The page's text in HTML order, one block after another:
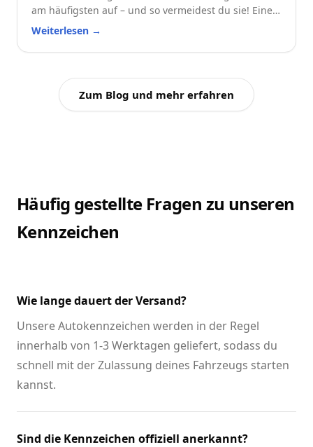
am häufigsten auf – und so vermeidest du sie! Eine
praktische Checkliste für alle Autofahrer.
Weiterlesen →
Zum Blog und mehr erfahren
Häufig gestellte Fragen zu unseren
Kennzeichen
Wie lange dauert der Versand?
Unsere Autokennzeichen werden in der Regel
innerhalb von 1-3 Werktagen geliefert, sodass du
schnell mit der Zulassung deines Fahrzeugs starten
kannst.
Sind die Kennzeichen offiziell anerkannt?